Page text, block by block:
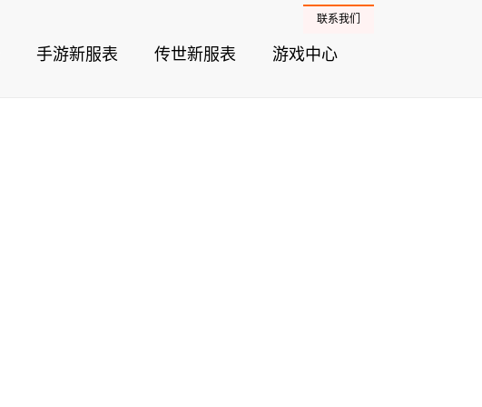
手游新服表 传世新服表 游戏中心
联系我们